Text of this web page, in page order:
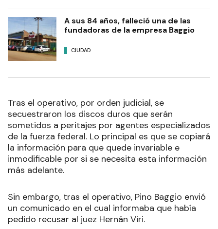
A sus 84 años, falleció una de las
fundadoras de la empresa Baggio
CIUDAD
Tras el operativo, por orden judicial, se
secuestraron los discos duros que serán
sometidos a peritajes por agentes especializados
de la fuerza federal. Lo principal es que se copiará
la información para que quede invariable e
inmodificable por si se necesita esta información
más adelante.
Sin embargo, tras el operativo, Pino Baggio envió
un comunicado en el cual informaba que había
pedido recusar al juez Hernán Viri.